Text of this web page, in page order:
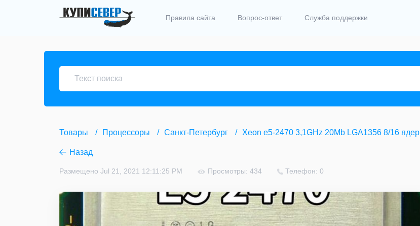
Правила сайта Вопрос-ответ Служба поддержки
Товары Процессоры Санкт-Петербург Xeon e5-2470 3,1GHz 20Mb LGA1356 8/16 ядер
Назад
Размещено Jul 21, 2021 12:11:25 PM Просмотры: 434 Телефон: 0